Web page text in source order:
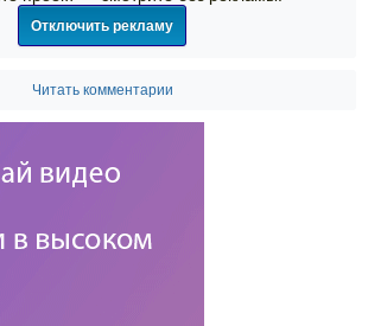
Отключить рекламу
Читать комментарии